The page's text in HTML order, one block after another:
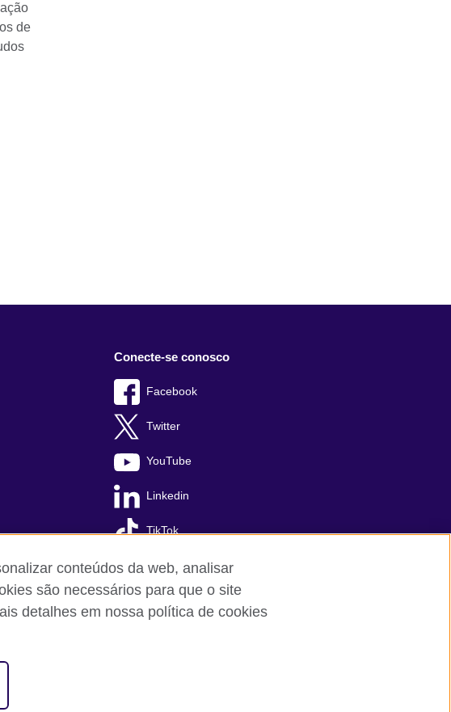
de
Conecte-se conosco
Facebook
Twitter
YouTube
Linkedin
TikTok
Sitemap Cookies
conteúdos da web, analisar
são necessários para que o site
detalhes em nossa política de cookies